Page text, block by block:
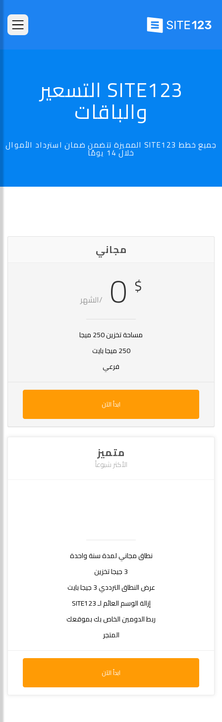
SITE123 التسعير
والباقات
جميع خطط SITE123 المميزة تتضمن ضمان استرداد الأموال
خلال 14 يومًا
مجاني
$
/الشهر
مساحة تخزين 250 ميجا
250 ميجا بايت
فرعي
ابدأ الآن
متميز
الأكثر شيوعاً
نطاق مجاني لمدة سنة واحدة
3 جيجا تخزين
عرض النطاق الترددي 3 جيجا بايت
إزالة الوسم العائم لـ SITE123
ربط الدومين الخاص بك بموقعك
المتجر
ابدأ الآن